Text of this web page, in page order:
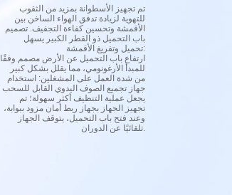
تم تجهيز الأسطوانة بمزيد من الثقوب
للتهوية لزيادة تدفق الهواء الساخن بين
الأقمشة وتحسين كفاءة التجفيف. تصميم
باب التحميل ذو القطر الكبير يسهل
تحميل وتفريغ الأقمشة:
ارتفاع باب التحميل عن الأرض مصمم وفقًا
للمبدأ الأرغونومي، مما يقلل بشكل كبير
من شدة العمل على المشغلين: استخدام
جهاز تجميع الصوف اليدوي القابل للسحب
يجعل عملية التنظيف أكثر سهولة؛ تم
تجهيز الجهاز بجهاز ربط أمان مزود ببوابة،
وعند فتح باب التحميل، يتوقف الجهاز
تلقائيًا عن الدوران.